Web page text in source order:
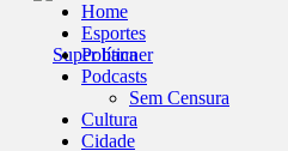
Home
Esportes
Política
Podcasts
Sem Censura
Cultura
Cidade